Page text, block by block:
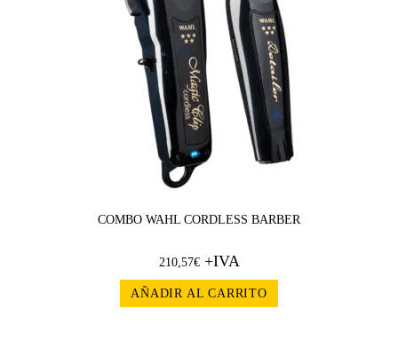
COMBO WAHL CORDLESS BARBER
210,57€+IVA
AÑADIR AL CARRITO